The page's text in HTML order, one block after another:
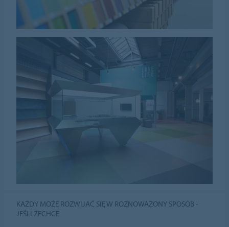
KAŻDY MOŻE ROZWIJAĆ SIĘ W ROZNOWAŻONY SPOSÓB -
JEŚLI ZECHCE